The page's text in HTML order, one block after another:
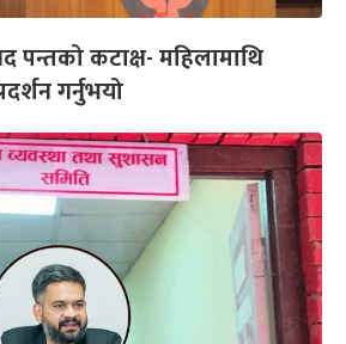
पन्तको कटाक्ष- महिलामाथि
गर्नुभयो